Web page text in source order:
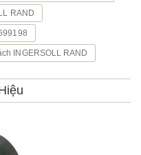
RAND
INGERSOLL RAND